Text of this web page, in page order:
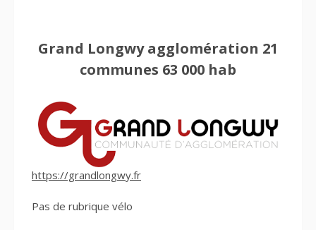
Grand Longwy agglomération 21
communes 63 000 hab
https://grandlongwy.fr
Pas de rubrique vélo